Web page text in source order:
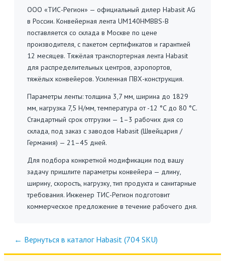
ООО «ТИС-Регион» — официальный дилер Habasit AG
в России. Конвейерная лента UM140HMBBS-B
поставляется со склада в Москве по цене
производителя, с пакетом сертификатов и гарантией
12 месяцев. Тяжёлая транспортерная лента Habasit
для распределительных центров, аэропортов,
тяжёлых конвейеров. Усиленная ПВХ-конструкция.
Параметры ленты: толщина 3,7 мм, ширина до 1829
мм, нагрузка 7,5 Н/мм, температура от -12 °C до 80 °C.
Стандартный срок отгрузки — 1–3 рабочих дня со
склада, под заказ с заводов Habasit (Швейцария /
Германия) — 21–45 дней.
Для подбора конкретной модификации под вашу
задачу пришлите параметры конвейера — длину,
ширину, скорость, нагрузку, тип продукта и санитарные
требования. Инженер ТИС-Регион подготовит
коммерческое предложение в течение рабочего дня.
← Вернуться в каталог Habasit (704 SKU)